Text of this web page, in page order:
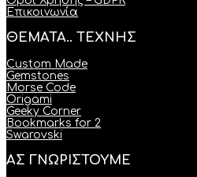
Επικοινωνία
ΘΕΜΑΤΑ.. ΤΕΧΝΗΣ
Custom Made
Gemstones
Morse Code
Origami
Geeky Corner
Bookmarks for 2
Swarovski
ΑΣ ΓΝΩΡΙΣΤΟΥΜΕ